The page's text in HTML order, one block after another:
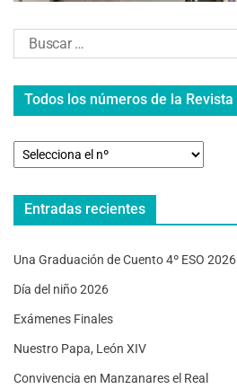
Todos los números de la Revista
Entradas recientes
Una Graduación de Cuento 4º ESO 2026
Día del niño 2026
Exámenes Finales
Nuestro Papa, León XIV
Convivencia en Manzanares el Real